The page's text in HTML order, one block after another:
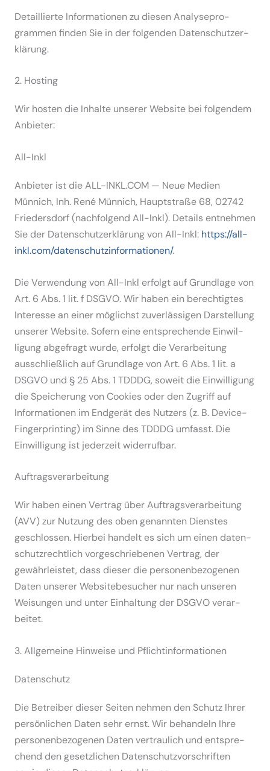
Detail­lierte Infor­ma­tionen zu diesen Analy­se­pro­
grammen finden Sie in der folgenden Daten­schutz­er­
klärung.
2. Hosting
Wir hosten die Inhalte unserer Website bei folgendem
Anbieter:
All-Inkl
Anbieter ist die ALL-INKL.COM — Neue Medien
Münnich, Inh. René Münnich, Haupt­straße 68, 02742
Friedersdorf (nachfolgend All-Inkl). Details entnehmen
Sie der Daten­schutz­er­klärung von All-Inkl: https://all-
inkl.com/datenschutzinformationen/.
Die Verwendung von All-Inkl erfolgt auf Grundlage von
Art. 6 Abs. 1 lit. f DSGVO. Wir haben ein berech­tigtes
Interesse an einer möglichst zuver­läs­sigen Darstellung
unserer Website. Sofern eine entspre­chende Einwil­
ligung abgefragt wurde, erfolgt die Verar­beitung
ausschließlich auf Grundlage von Art. 6 Abs. 1 lit. a
DSGVO und § 25 Abs. 1 TDDDG, soweit die Einwil­ligung
die Speicherung von Cookies oder den Zugriff auf
Infor­ma­tionen im Endgerät des Nutzers (z. B. Device-
Finger­printing) im Sinne des TDDDG umfasst. Die
Einwil­ligung ist jederzeit wider­rufbar.
Auftrags­ver­ar­beitung
Wir haben einen Vertrag über Auftrags­ver­ar­beitung
(AVV) zur Nutzung des oben genannten Dienstes
geschlossen. Hierbei handelt es sich um einen daten­
schutz­rechtlich vorge­schrie­benen Vertrag, der
gewähr­leistet, dass dieser die perso­nen­be­zo­genen
Daten unserer Website­be­sucher nur nach unseren
Weisungen und unter Einhaltung der DSGVO verar­
beitet.
3. Allge­meine Hinweise und Pflicht­informationen
Daten­schutz
Die Betreiber dieser Seiten nehmen den Schutz Ihrer
persön­lichen Daten sehr ernst. Wir behandeln Ihre
perso­nen­be­zo­genen Daten vertraulich und entspre­
chend den gesetz­lichen Daten­schutz­vor­schriften